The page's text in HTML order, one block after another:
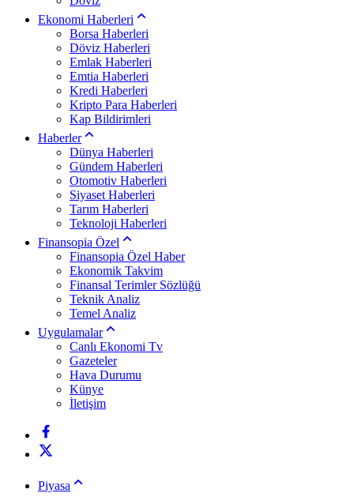
Ekonomi Haberleri
Borsa Haberleri
Döviz Haberleri
Emlak Haberleri
Emtia Haberleri
Kredi Haberleri
Kripto Para Haberleri
Kap Bildirimleri
Haberler
Dünya Haberleri
Gündem Haberleri
Otomotiv Haberleri
Siyaset Haberleri
Tarım Haberleri
Teknoloji Haberleri
Finansopia Özel
Finansopia Özel Haber
Ekonomik Takvim
Finansal Terimler Sözlüğü
Teknik Analiz
Temel Analiz
Uygulamalar
Canlı Ekonomi Tv
Gazeteler
Hava Durumu
Künye
İletişim
Piyasa